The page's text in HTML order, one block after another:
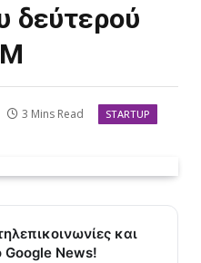
δεύτερού
3 Mins Read STARTUP
και
Google News!